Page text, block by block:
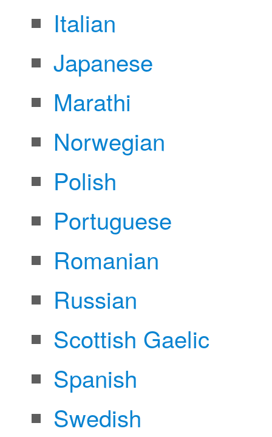
Italian
Japanese
Marathi
Norwegian
Polish
Portuguese
Romanian
Russian
Scottish Gaelic
Spanish
Swedish